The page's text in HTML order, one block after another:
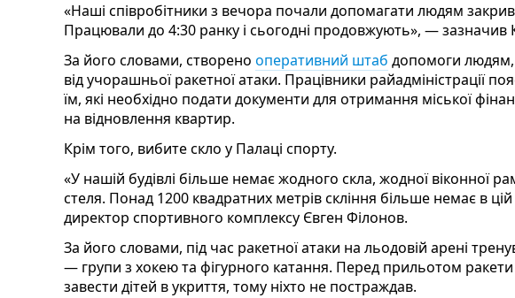
«Наші співробітники з вечора почали допомагати людям
Працювали до 4:30 ранку і сьогодні продовжують», — зазначив
За його словами, створено оперативний штаб допомоги людям,
від учорашньої ракетної атаки. Працівники райадміністрації
їм, які необхідно подати документи для отримання міської
на відновлення квартир.
Крім того, вибите скло у Палаці спорту.
«У нашій будівлі більше немає жодного скла, жодної віконної
стеля. Понад 1200 квадратних метрів скління більше немає в
директор спортивного комплексу Євген Філонов.
За його словами, під час ракетної атаки на льодовій арені
— групи з хокею та фігурного катання. Перед прильотом
завести дітей в укриття, тому ніхто не постраждав.